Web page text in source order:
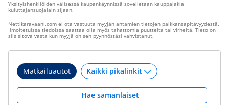
Yksityishenkilöiden välisessä kaupankäynnissä sovelletaan kauppalakia
kuluttajansuojalain sijaan.
Nettikaravaani.com ei ota vastuuta myyjän antamien tietojen paikkansapitävyydestä.
Ilmoitetuissa tiedoissa saattaa olla myös tahattomia puutteita tai virheitä. Tieto on
siis sitova vasta kun myyjä on sen pyynnöstäsi vahvistanut.
Matkailuautot
Hae samanlaiset